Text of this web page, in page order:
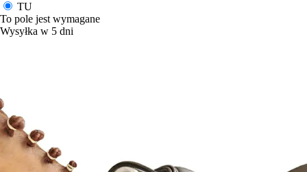
TU
To pole jest wymagane
Wysyłka w 5 dni